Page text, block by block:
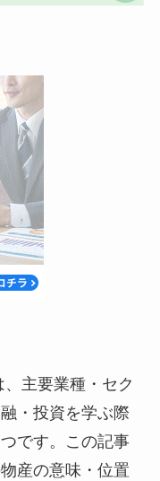
主要業種・セク
・投資を学ぶ際
です。この記事
産の意味・位置